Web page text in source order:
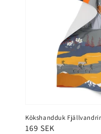
Kökshandduk
Ordinarie
169 SEK